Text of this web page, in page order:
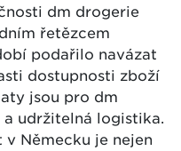
dm drogerie
řetězcem
podařilo navázat
dostupnosti zboží
jsou pro dm
udržitelná logistika.
Německu je nejen